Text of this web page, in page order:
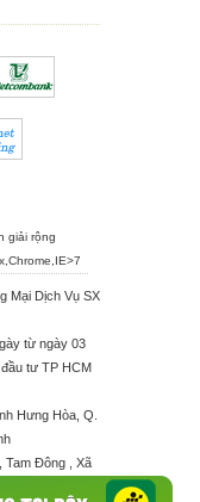
giải rộng
,Chrome,IE>7
Mại Dịch Vụ SX
từ ngày 03
tư TP HCM
Hưng Hòa, Q.
Tam Đông , Xã